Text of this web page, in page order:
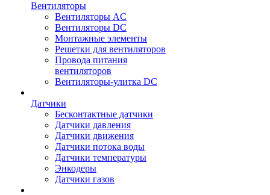
Вентиляторы
Вентиляторы AC
Вентиляторы DC
Монтажные элементы
Решетки для вентиляторов
Провода питания
вентиляторов
Вентиляторы-улитка DC
Датчики
Бесконтактные датчики
Датчики давления
Датчики движения
Датчики потока воды
Датчики температуры
Энкодеры
Датчики газов